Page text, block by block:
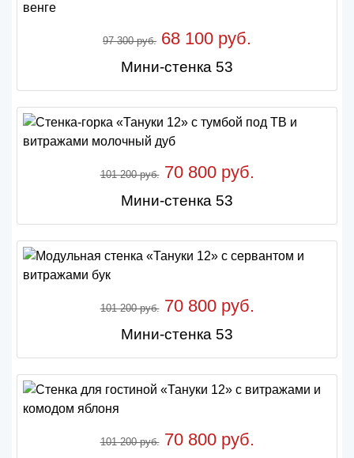
97 300 руб. 68 100 руб.
Мини-стенка 53
101 200 руб.70 800 руб.
Мини-стенка 53
101 200 руб.70 800 руб.
Мини-стенка 53
101 200 руб.70 800 руб.